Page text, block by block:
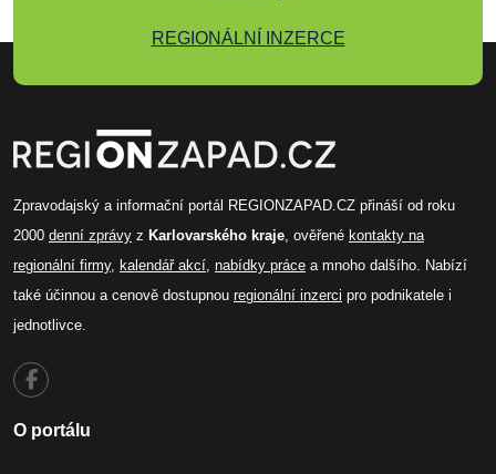
REGIONÁLNÍ INZERCE
Zpravodajský a informační portál REGIONZAPAD.CZ přináší od roku
2000 denní zprávy z Karlovarského kraje, ověřené kontakty na
regionální firmy, kalendář akcí, nabídky práce a mnoho dalšího. Nabízí
také účinnou a cenově dostupnou regionální inzerci pro podnikatele i
jednotlivce.
O portálu